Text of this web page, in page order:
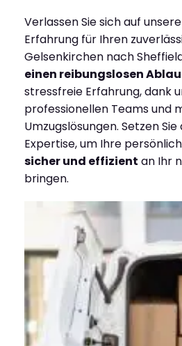
Verlassen Sie sich auf
Erfahrung für Ihren
Gelsenkirchen nach
einen reibungslosen
stressfreie Erfahrung, dank
professionellen Teams und
Umzugslösungen. Setzen
Expertise, um Ihre
sicher und effizient an Ihr
bringen.